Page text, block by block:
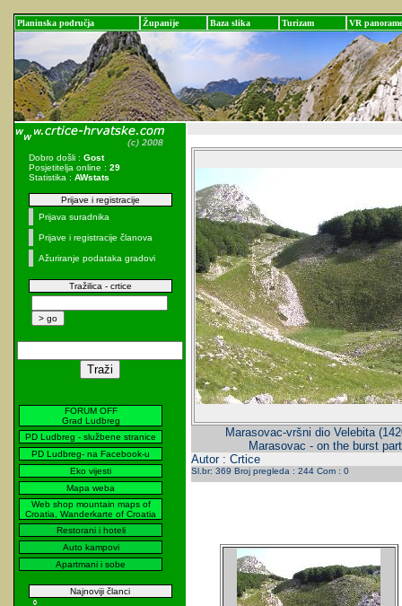
Planinska područja Županije Baza slika Turizam VR panorame
Dobro došli : Gost
Posjetitelja online : 29
Statistika : AWstats
Prijave i registracije
Prijava suradnika
Prijave i registracije članova
Ažuriranje podataka gradovi
Tražilica - crtice
FORUM OFF
Grad Ludbreg
PD Ludbreg - službene stranice
PD Ludbreg- na Facebook-u
Eko vijesti
Mapa weba
Web shop mountain maps of
Croatia, Wanderkarte of Croatia
Restorani i hoteli
Auto kampovi
Apartmani i sobe
Najnoviji članci
Marasovac-vršni dio Velebita
Marasovac - on the burst
Autor : Crtice
Sl.br: 369 Broj pregleda : 244 Com : 0